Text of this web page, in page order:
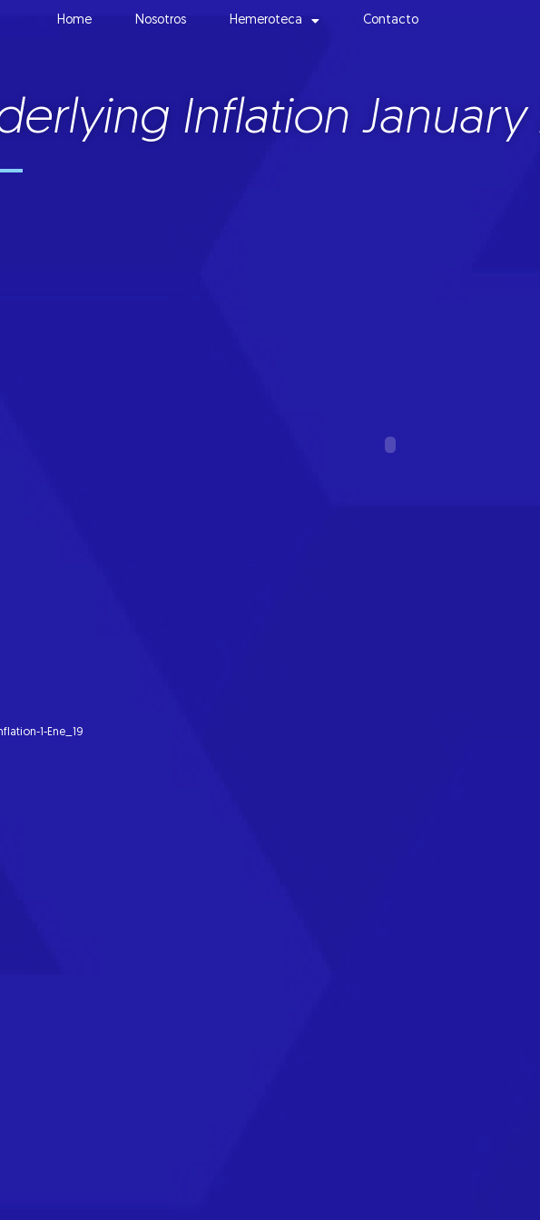
Home Nosotros Hemeroteca Contacto
Inflation January
1-Ene_19